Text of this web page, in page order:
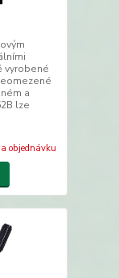
vyrobené
a
lze
objednávku